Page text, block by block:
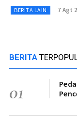
BERITA LAIN 7 Agt
BERITA
01